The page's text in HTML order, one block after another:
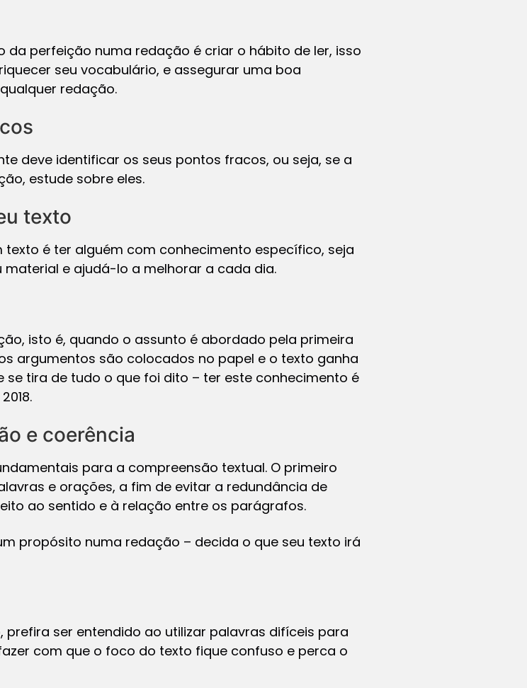
perfeição numa redação é criar o hábito de ler, isso
seu vocabulário, e assegurar uma boa
redação.
deve identificar os seus pontos fracos, ou seja, se a
estude sobre eles.
texto
é ter alguém com conhecimento específico, seja
e ajudá-lo a melhorar a cada dia.
isto é, quando o assunto é abordado pela primeira
argumentos são colocados no papel e o texto ganha
tira de tudo o que foi dito – ter este conhecimento é
e coerência
para a compreensão textual. O primeiro
e orações, a fim de evitar a redundância de
ao sentido e à relação entre os parágrafos.
propósito numa redação – decida o que seu texto irá
ser entendido ao utilizar palavras difíceis para
com que o foco do texto fique confuso e perca o